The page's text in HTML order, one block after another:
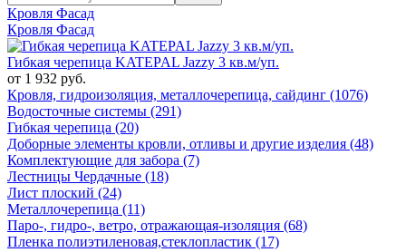
Кровля Фасад
Кровля Фасад
Гибкая черепица KATEPAL Jazzy 3 кв.м/уп.
от 1 932 руб.
Кровля, гидроизоляция, металлочерепица, сайдинг (1076)
Водосточные системы (291)
Гибкая черепица (20)
Доборные элементы кровли, отливы и другие изделия (48)
Комплектующие для забора (7)
Лестницы Чердачные (18)
Лист плоский (24)
Металлочерепица (11)
Паро-, гидро-, ветро, отражающая-изоляция (68)
Пленка полиэтиленовая,стеклопластик (17)